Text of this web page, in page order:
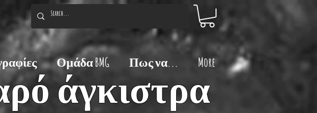
Ομάδα BMG Πως να... More
άγκιστρα